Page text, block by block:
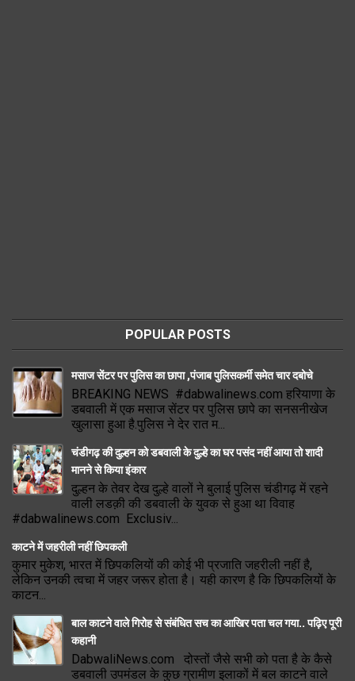
POPULAR POSTS
मसाज सेंटर पर पुलिस का छापा ,पंजाब पुलिसकर्मी समेत चार दबोचे
BREAKING NEWS #dabwalinews.com हरियाणा के
डबवाली में एक मसाज सेंटर पर पुलिस छापे का सनसनीखेज
खुलासा हुआ है.पुलिस ने देर रात म...
चंडीगढ़ की दुल्हन को डबवाली के दुल्हे का घर पसंद नहीं आया तो शादी
मानने से किया इंकार
दुल्हन के तेवर देख दुल्हे वालों ने बुलाई पुलिस चंडीगढ़ में रहने
वाली लडक़ी की डबवाली के युवक से हुआ था विवाह
#dabwalinews.com Exclusiv...
काटने में जहरीली नहीं छिपकली
कुमार मुकेश, भारत में छिपकलियों की कोई भी प्रजाति जहरीली नहीं है,
लेकिन उनकी त्वचा में जहर जरूर होता है। यही कारण है कि छिपकलियों के
काटन...
बाल काटने वाले गिरोह से संबंधित सच का आखिर पता चल गया.. पढ़िए पूरी
कहानी
DabwaliNews.com दोस्तों जैसे सभी को पता है के कैसे
डबवाली उपमंडल के कुछ ग्रामीण इलाकों में बल काटने वाले